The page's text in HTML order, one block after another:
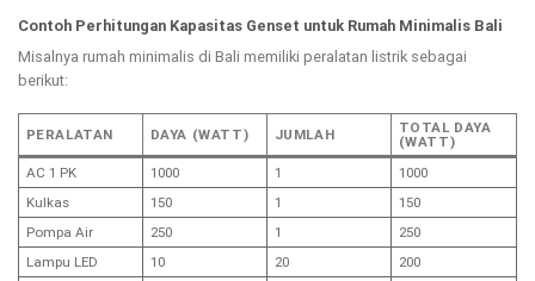
Contoh Perhitungan Kapasitas Genset untuk Rumah Minimalis Bali
Misalnya rumah minimalis di Bali memiliki peralatan listrik sebagai
berikut:
PERALATAN DAYA (WATT) JUMLAH
TOTAL DAYA
(WATT)
AC 1 PK
1000 1
1000
Kulkas
150 1
150
Pompa Air
250 1
250
Lampu LED
10 20
200